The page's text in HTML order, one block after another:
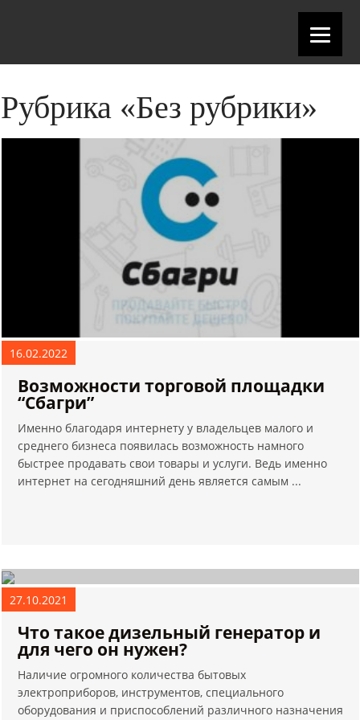
Рубрика «Без рубрики»
16.02.2022
Возможности торговой площадки
“Сбагри”
Именно благодаря интернету у владельцев малого и
среднего бизнеса появилась возможность намного
быстрее продавать свои товары и услуги. Ведь именно
интернет на сегодняшний день является самым ...
27.10.2021
Что такое дизельный генератор и
для чего он нужен?
Наличие огромного количества бытовых
электроприборов, инструментов, специального
оборудования и приспособлений различного назначения